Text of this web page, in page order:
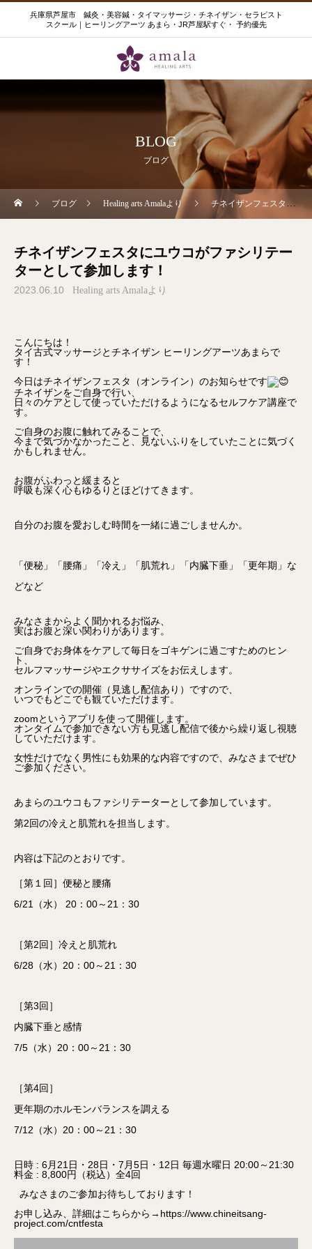
兵庫県芦屋市 鍼灸・美容鍼・タイマッサージ・チネイザン・セラピスト
スクール｜ヒーリングアーツ あまら・JR芦屋駅すぐ・ 予約優先
BLOG
ブログ
ブログ Healing arts Amalaより チネイザンフェスタにユウコがファシリテーターとして参加します！
チネイザンフェスタにユウコがファシリテー
ターとして参加します！
2023.06.10 Healing arts Amalaより
こんにちは！
タイ古式マッサージとチネイザン ヒーリングアーツあまらで
す！
今日はチネイザンフェスタ（オンライン）のお知らせです
チネイザンをご自身で行い、
日々のケアとして使っていただけるようになるセルフケア講座で
す。
ご自身のお腹に触れてみることで、
今まで気づかなかったこと、見ないふりをしていたことに気づく
かもしれません。
お腹がふわっと緩まると
呼吸も深く心もゆるりとほどけてきます。
自分のお腹を愛おしむ時間を一緒に過ごしませんか。
「便秘」「腰痛」「冷え」「肌荒れ」「内臓下垂」「更年期」な
どなど
みなさまからよく聞かれるお悩み、
実はお腹と深い関わりがあります。
ご自身でお身体をケアして毎日をゴキゲンに過ごすためのヒン
ト、
セルフマッサージやエクササイズをお伝えします。
オンラインでの開催（見逃し配信あり）ですので、
いつでもどこでも観ていただけます。
zoomというアプリを使って開催します。
オンタイムで参加できない方も見逃し配信で後から繰り返し視聴
していただけます。
女性だけでなく男性にも効果的な内容ですので、みなさまでぜひ
ご参加ください。
あまらのユウコ もファシリテーターとして参加しています。
第2回の冷えと肌荒れを担当します。
内容は下記のとおりです。
［第１回］便秘と腰痛
6/21（水） 20：00～21：30
［第2回］冷えと肌荒れ
6/28（水）20：00～21：30
［第3回］
内臓下垂と感情
7/5（水）20：00～21：30
［第4回］
更年期のホルモンバランスを調える
7/12（水）20：00～21：30
日時 : 6月21日・28日・7月5日・12日 毎週水曜日 20:00～21:30
料金 : 8,800円（税込）全4回
みなさまのご参加お待ちしております！
お申し込み、詳細はこちらから→ https://www.chineitsang-
project.com/cntfesta